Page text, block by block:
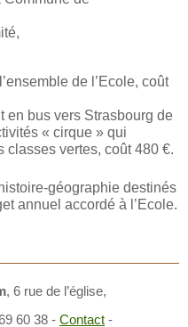
de l’Ecole, coût
en bus vers Strasbourg de
« cirque » qui
vertes, coût 480 €.
géographie destinés
annuel accordé à l’Ecole.
, 6 rue de l’église,
60 38 - Contact -